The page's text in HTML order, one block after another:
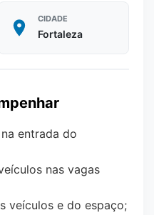
CIDADE
Fortaleza
entrada do
nas vagas
veículos e do espaço;